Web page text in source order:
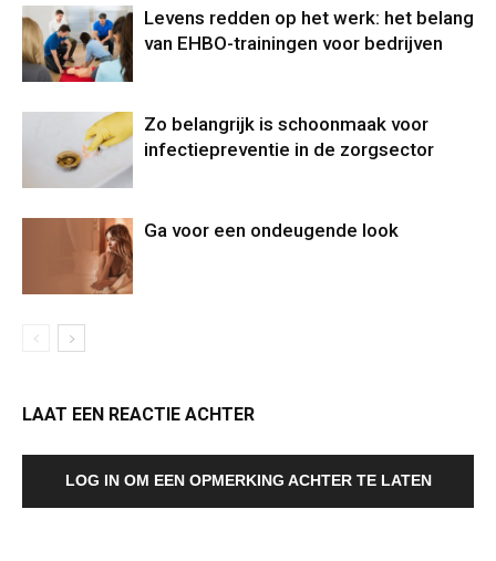
Levens redden op het werk: het belang
van EHBO-trainingen voor bedrijven
Zo belangrijk is schoonmaak voor
infectiepreventie in de zorgsector
Ga voor een ondeugende look
LAAT EEN REACTIE ACHTER
LOG IN OM EEN OPMERKING ACHTER TE LATEN